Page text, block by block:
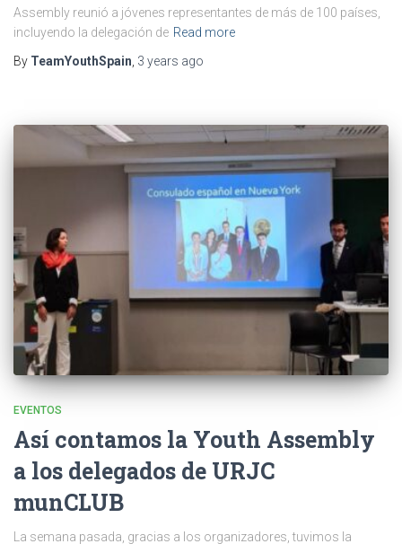
Assembly reunió a jóvenes representantes de más de 100 países,
incluyendo la delegación de Read more
By TeamYouthSpain, 3 years ago
EVENTOS
Así contamos la Youth Assembly
a los delegados de URJC
munCLUB
La semana pasada, gracias a los organizadores, tuvimos la